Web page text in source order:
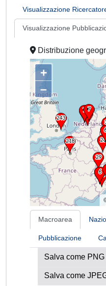
Visualizzazione
Visualizzazione
Distribuzione
+
–
Macroarea
Pubblicazione
Salva come PNG
Salva come